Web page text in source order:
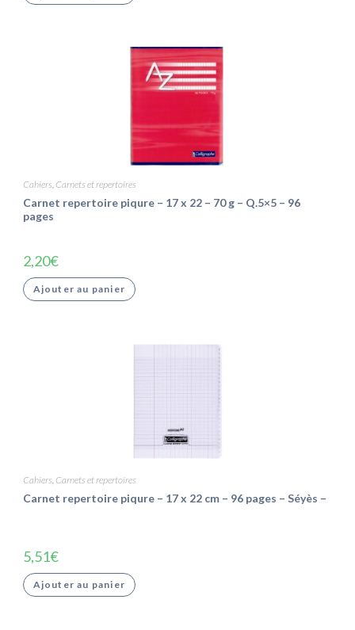
Cahiers Carnets et repertoires
Carnet repertoire piqure – 17 x 22 – 70 g – Q.5×5 – 96
pages
2,20€
Ajouter au panier
Cahiers, Carnets et repertoires
Carnet repertoire piqure – 17 x 22 cm – 96 pages – Séyès –
5,51€
Ajouter au panier